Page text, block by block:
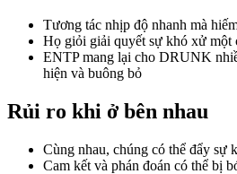
Tương tác nhịp độ nhanh mà
Họ giỏi giải quyết sự khó xử một
ENTP mang lại cho DRUNK
hiện và buông bỏ
Rủi ro khi ở bên nhau
Cùng nhau, chúng có thể đẩy sự
Cam kết và phán đoán có thể bị